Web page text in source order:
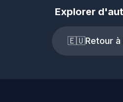
Explorer
🇪🇺Retour à